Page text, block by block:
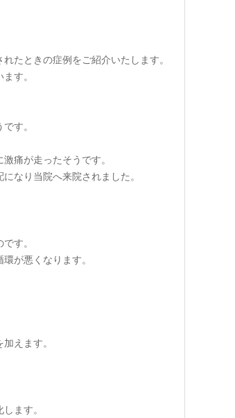
たときの症例をご紹介いたします。
す。
す。
痛が走ったそうです。
なり当院へ来院されました。
す。
が悪くなります。
えます。
ます。